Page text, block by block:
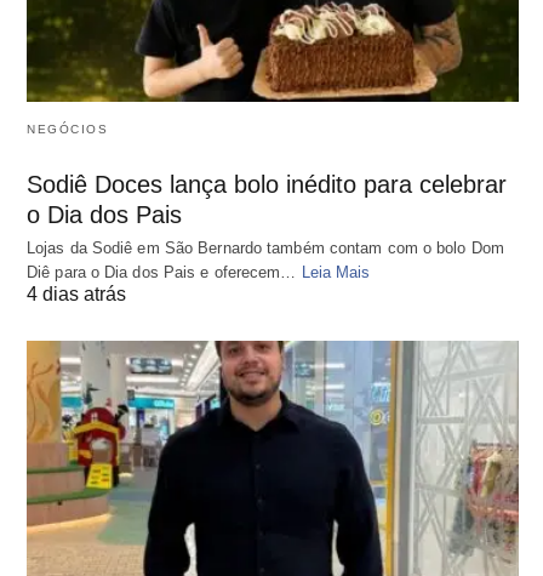
NEGÓCIOS
Sodiê Doces lança bolo inédito para celebrar
o Dia dos Pais
Lojas da Sodiê em São Bernardo também contam com o bolo Dom
Diê para o Dia dos Pais e oferecem… Leia Mais
4 dias atrás